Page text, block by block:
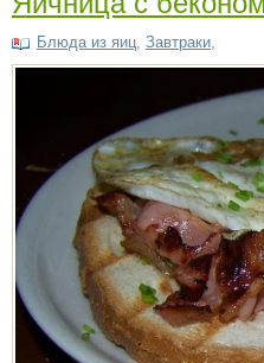
Блюда из яиц Завтраки